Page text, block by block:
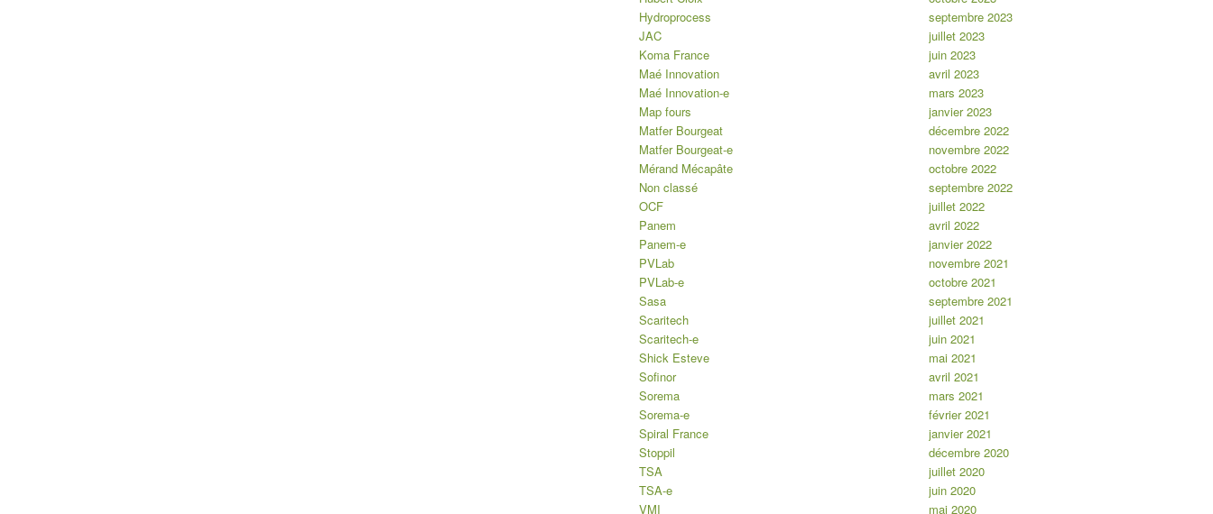
Hydroprocess
JAC
Koma France
Maé Innovation
Maé Innovation-e
Map fours
Matfer Bourgeat
Matfer Bourgeat-e
Mérand Mécapâte
Non classé
OCF
Panem
Panem-e
PVLab
PVLab-e
Sasa
Scaritech
Scaritech-e
Shick Esteve
Sofinor
Sorema
Sorema-e
Spiral France
Stoppil
TSA
TSA-e
VMI
septembre 2023
juillet 2023
juin 2023
avril 2023
mars 2023
janvier 2023
décembre 2022
novembre 2022
octobre 2022
septembre 2022
juillet 2022
avril 2022
janvier 2022
novembre 2021
octobre 2021
septembre 2021
juillet 2021
juin 2021
mai 2021
avril 2021
mars 2021
février 2021
janvier 2021
décembre 2020
juillet 2020
juin 2020
mai 2020